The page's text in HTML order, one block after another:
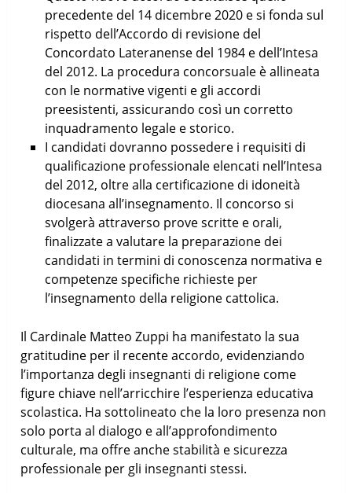
precedente del 14 dicembre 2020 e si fonda sul
rispetto dell’Accordo di revisione del
Concordato Lateranense del 1984 e dell’Intesa
del 2012. La procedura concorsuale è allineata
con le normative vigenti e gli accordi
preesistenti, assicurando così un corretto
inquadramento legale e storico.
I candidati dovranno possedere i requisiti di
qualificazione professionale elencati nell’Intesa
del 2012, oltre alla certificazione di idoneità
diocesana all’insegnamento. Il concorso si
svolgerà attraverso prove scritte e orali,
finalizzate a valutare la preparazione dei
candidati in termini di conoscenza normativa e
competenze specifiche richieste per
l’insegnamento della religione cattolica.
Il Cardinale Matteo Zuppi ha manifestato la sua
gratitudine per il recente accordo, evidenziando
l’importanza degli insegnanti di religione come
figure chiave nell’arricchire l’esperienza educativa
scolastica. Ha sottolineato che la loro presenza non
solo porta al dialogo e all’approfondimento
culturale, ma offre anche stabilità e sicurezza
professionale per gli insegnanti stessi.